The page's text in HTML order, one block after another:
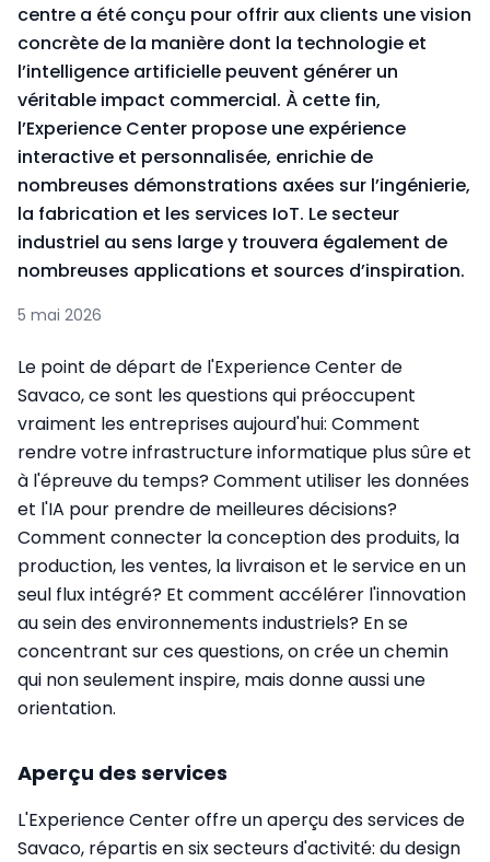
centre a été conçu pour offrir aux clients une vision
concrète de la manière dont la technologie et
l’intelligence artificielle peuvent générer un
véritable impact commercial. À cette fin,
l’Experience Center propose une expérience
interactive et personnalisée, enrichie de
nombreuses démonstrations axées sur l’ingénierie,
la fabrication et les services IoT. Le secteur
industriel au sens large y trouvera également de
nombreuses applications et sources d’inspiration.
5 mai 2026
Le point de départ de l'Experience Center de
Savaco, ce sont les questions qui préoccupent
vraiment les entreprises aujourd'hui: Comment
rendre votre infrastructure informatique plus sûre et
à l'épreuve du temps? Comment utiliser les données
et l'IA pour prendre de meilleures décisions?
Comment connecter la conception des produits, la
production, les ventes, la livraison et le service en un
seul flux intégré? Et comment accélérer l'innovation
au sein des environnements industriels? En se
concentrant sur ces questions, on crée un chemin
qui non seulement inspire, mais donne aussi une
orientation.
Aperçu des services
L'Experience Center offre un aperçu des services de
Savaco, répartis en six secteurs d'activité: du design